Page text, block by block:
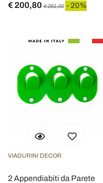
€ 200,80 € 251,00 - 20%
VIADURINI DECOR
2 Appendiabiti da Parete